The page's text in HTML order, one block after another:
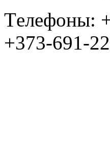
Tелефоны:
+373-691-